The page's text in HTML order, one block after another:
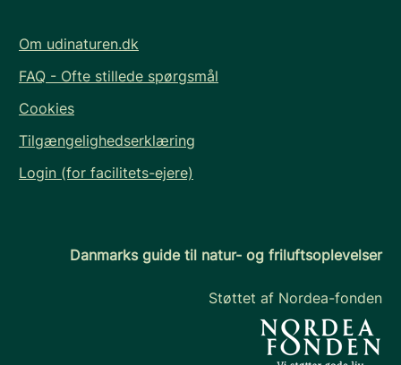
Om udinaturen.dk
FAQ - Ofte stillede spørgsmål
Cookies
Tilgængelighedserklæring
Login (for facilitets-ejere)
Danmarks guide til natur- og friluftsoplevelser
Støttet af Nordea-fonden